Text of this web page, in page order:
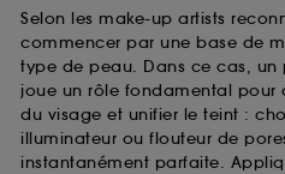
Selon les make-up artists
commencer par une base de
type de peau. Dans ce cas, un
joue un rôle fondamental pour
du visage et unifier le teint :
illuminateur ou flouteur de
instantanément parfaite.